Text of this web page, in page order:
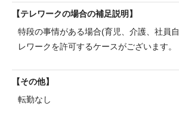
テレワークの場合の補足説明
特段の事情がある場合(育児、介護、社員
レワークを許可するケースがございます。
その他
転勤なし